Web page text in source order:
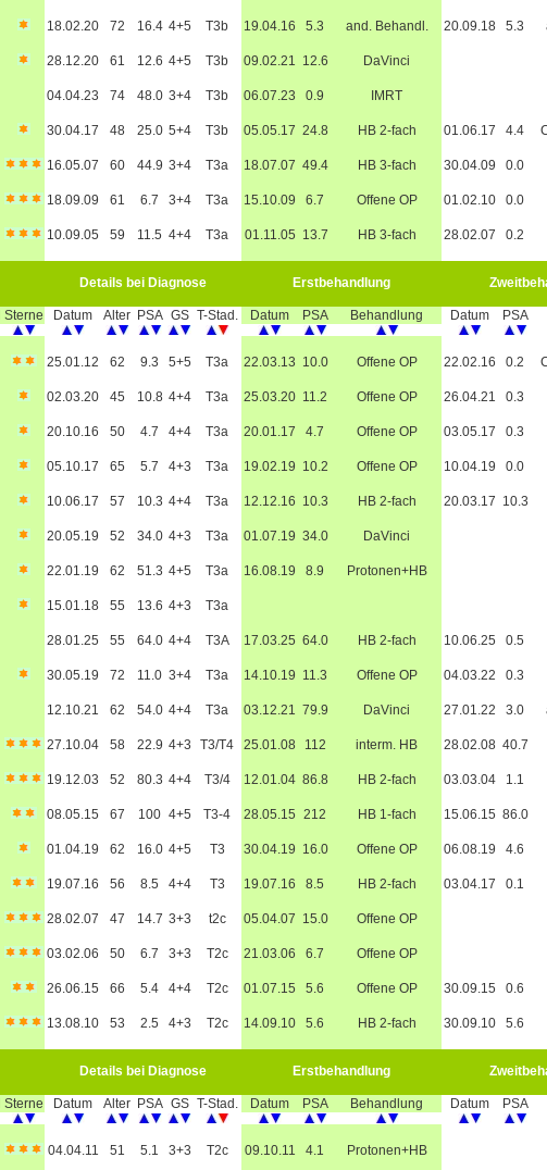
18.02.20 72 16.4 4+5 T3b 19.04.16 5.3 and. Behandl. 20.09.18 5.3
28.12.20 61 12.6 4+5 T3b 09.02.21 12.6 DaVinci
04.04.23 74 48.0 3+4 T3b 06.07.23 0.9 IMRT
30.04.17 48 25.0 5+4 T3b 05.05.17 24.8 HB 2-fach 01.06.17 4.4
16.05.07 60 44.9 3+4 T3a 18.07.07 49.4 HB 3-fach 30.04.09 0.0
18.09.09 61 6.7 3+4 T3a 15.10.09 6.7 Offene OP 01.02.10 0.0
10.09.05 59 11.5 4+4 T3a 01.11.05 13.7 HB 3-fach 28.02.07 0.2
Details bei Diagnose Erstbehandlung
Sterne Datum Alter PSA GS T-Stad. Datum PSA Behandlung Datum PSA
25.01.12 62 9.3 5+5 T3a 22.03.13 10.0 Offene OP 22.02.16 0.2
02.03.20 45 10.8 4+4 T3a 25.03.20 11.2 Offene OP 26.04.21 0.3
20.10.16 50 4.7 4+4 T3a 20.01.17 4.7 Offene OP 03.05.17 0.3
05.10.17 65 5.7 4+3 T3a 19.02.19 10.2 Offene OP 10.04.19 0.0
10.06.17 57 10.3 4+4 T3a 12.12.16 10.3 HB 2-fach 20.03.17 10.3
20.05.19 52 34.0 4+3 T3a 01.07.19 34.0 DaVinci
22.01.19 62 51.3 4+5 T3a 16.08.19 8.9 Protonen+HB
15.01.18 55 13.6 4+3 T3a
28.01.25 55 64.0 4+4 T3A 17.03.25 64.0 HB 2-fach 10.06.25 0.5
30.05.19 72 11.0 3+4 T3a 14.10.19 11.3 Offene OP 04.03.22 0.3
12.10.21 62 54.0 4+4 T3a 03.12.21 79.9 DaVinci 27.01.22 3.0
27.10.04 58 22.9 4+3 T3/T4 25.01.08 112 interm. HB 28.02.08 40.7
19.12.03 52 80.3 4+4 T3/4 12.01.04 86.8 HB 2-fach 03.03.04 1.1
08.05.15 67 100 4+5 T3-4 28.05.15 212 HB 1-fach 15.06.15 86.0
01.04.19 62 16.0 4+5 T3 30.04.19 16.0 Offene OP 06.08.19 4.6
19.07.16 56 8.5 4+4 T3 19.07.16 8.5 HB 2-fach 03.04.17 0.1
28.02.07 47 14.7 3+3 t2c 05.04.07 15.0 Offene OP
03.02.06 50 6.7 3+3 T2c 21.03.06 6.7 Offene OP
26.06.15 66 5.4 4+4 T2c 01.07.15 5.6 Offene OP 30.09.15 0.6
13.08.10 53 2.5 4+3 T2c 14.09.10 5.6 HB 2-fach 30.09.10 5.6
Details bei Diagnose Erstbehandlung
Sterne Datum Alter PSA GS T-Stad. Datum PSA Behandlung Datum PSA
04.04.11 51 5.1 3+3 T2c 09.10.11 4.1 Protonen+HB